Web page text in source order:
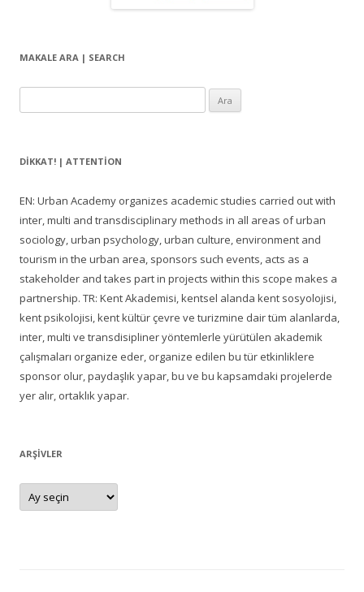
MAKALE ARA | SEARCH
DIKKAT! | ATTENTION
EN: Urban Academy organizes academic studies carried out with
inter, multi and transdisciplinary methods in all areas of urban
sociology, urban psychology, urban culture, environment and
tourism in the urban area, sponsors such events, acts as a
stakeholder and takes part in projects within this scope makes a
partnership. TR: Kent Akademisi, kentsel alanda kent sosyolojisi,
kent psikolojisi, kent kültür çevre ve turizmine dair tüm alanlarda,
inter, multi ve transdisipliner yöntemlerle yürütülen akademik
çalışmaları organize eder, organize edilen bu tür etkinliklere
sponsor olur, paydaşlık yapar, bu ve bu kapsamdaki projelerde
yer alır, ortaklık yapar.
ARŞIVLER
Arşivler